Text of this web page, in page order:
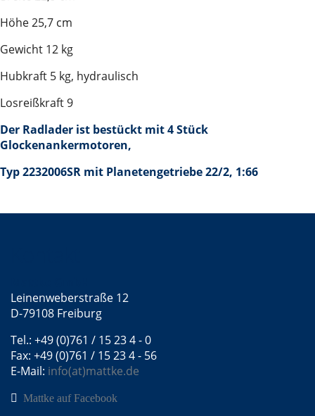
Höhe 25,7 cm
Gewicht 12 kg
Hubkraft 5 kg, hydraulisch
Losreißkraft 9
Der Radlader ist bestückt mit 4 Stück
Glockenankermotoren,
Typ 2232006SR mit Planetengetriebe 22/2, 1:66
Leinenweberstraße 12
D-79108 Freiburg
Tel.: +49 (0)761 / 15 23 4 - 0
Fax: +49 (0)761 / 15 23 4 - 56
E-Mail: info(at)mattke.de
Mattke auf Facebook